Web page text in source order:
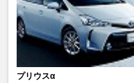
プリウスα